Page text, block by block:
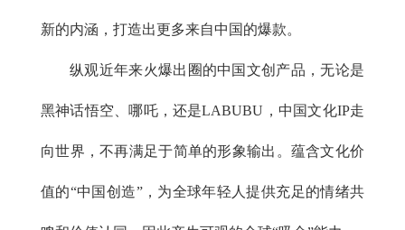
新的内涵，打造出更多来自中国的爆款。
纵观近年来火爆出圈的中国文创产品，无论是
黑神话悟空、哪吒，还是LABUBU，中国文化IP走
向世界，不再满足于简单的形象输出。蕴含文化价
值的“中国创造”，为全球年轻人提供充足的情绪共